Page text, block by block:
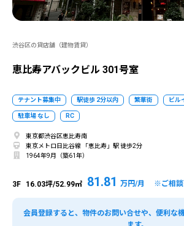
渋谷区の貸店舗（建物賃貸）
恵比寿アバックビル 301号室
テナント募集中 駅徒歩 2分以内 繁華街 ビル
駐車場 なし RC
東京都渋谷区恵比寿南
東京メトロ日比谷線 「恵比寿」駅 徒歩2分
1964年9月（築61年）
3F 16.03坪/52.99㎡ 81.81 万円/月 ※ご相談
会員登録すると、物件のお問い合せや、便利な